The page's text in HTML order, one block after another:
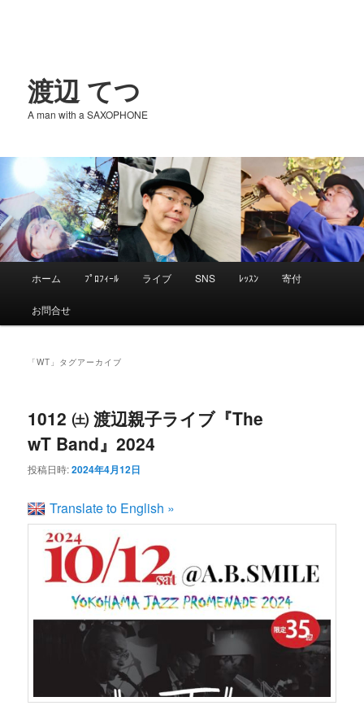
渡辺 てつ
A man with a SAXOPHONE
メ
イ
ン
コ
ン
テ
ン
ツ
サ
ブ
コ
ン
テ
ン
ツ
へ
ホーム ﾌﾟﾛﾌｨｰﾙ ライブ SNS ﾚｯｽﾝ 寄付
お問合せ
「WT 」タグアーカイブ
1012 ㈯ 渡辺親子ライブ『The
wT Band』2024
投稿日時:2024年4月12日
Translate to English »